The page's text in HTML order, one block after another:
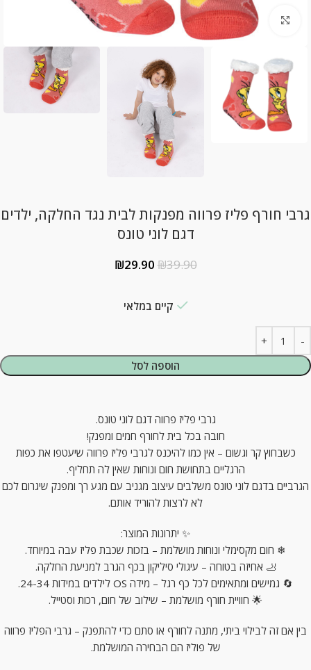
גרבי חורף פליז פרווה מפנקות לבית נגד החלקה, ילדים
דגם לוני טונס
₪39.90
₪29.90
קיים במלאי
הוספה לסל
גרבי פליז פרווה דגם לוני טונס.
חובה בכל בית לחורף חמים ומפנק!
כשבחוץ קר וגשום – אין כמו להיכנס לגרבי פליז פרווה שיעטפו את כפות
הרגליים בתחושת חום ונוחות שאין לה תחליף.
הגרביים בדגם לוני טונס משלבים עיצוב מגניב עם מגע רך ומפנק שיגרום לכם
לא לרצות להוריד אותם.
✨ יתרונות המוצר:
❄ חום מקסימלי ונוחות מושלמת – בזכות שכבת פליז עבה במיוחד.
🦶 אחיזה בטוחה – עיגולי סיליקון בכף הגרב למניעת החלקה.
🔄 גמישים ומתאימים לכל כף רגל – מידה OS לילדים במידות 24-34.
🌟 חוויית חורף מושלמת – שילוב של חום, רכות וסטייל.
בין אם זה לבילוי ביתי, מתנה לחורף או סתם כדי להתפנק – גרבי הפליז פרווה
של פוליז הם הבחירה המושלמת.
Click to enlarge